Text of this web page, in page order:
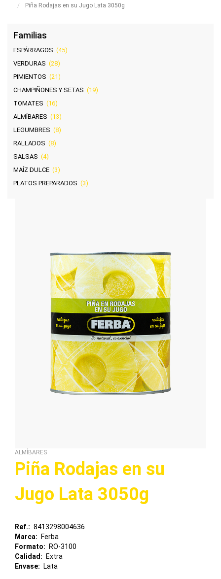
Piña Rodajas en su Jugo Lata 3050g
Familias
ESPÁRRAGOS (45)
VERDURAS (28)
PIMIENTOS (21)
CHAMPIÑONES Y SETAS (19)
TOMATES (16)
ALMÍBARES (13)
LEGUMBRES (8)
RALLADOS (8)
SALSAS (4)
MAÍZ DULCE (3)
PLATOS PREPARADOS (3)
ALMÍBARES
Piña Rodajas en su
Jugo Lata 3050g
Ref.
8413298004636
Marca
Ferba
Formato
RO-3100
Calidad
Extra
Envase
Lata